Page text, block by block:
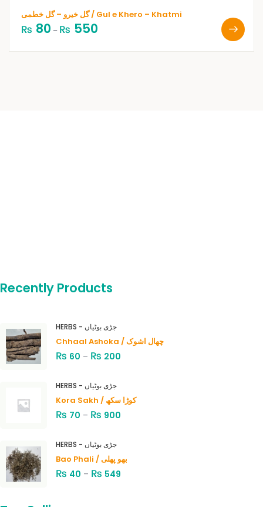
گل خیرو – گل خطمی / Gul e Khero – Khatmi
₨ 80 – ₨ 550
Recently Products
HERBS - جڑی بوٹیاں
Chhaal Ashoka / چھال اشوک
₨ 60 – ₨ 200
HERBS - جڑی بوٹیاں
Kora Sakh / کوڑا سکھ
₨ 70 – ₨ 900
HERBS - جڑی بوٹیاں
Bao Phali / بھو پھلی
₨ 40 – ₨ 549